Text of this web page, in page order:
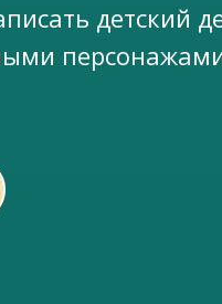
детский